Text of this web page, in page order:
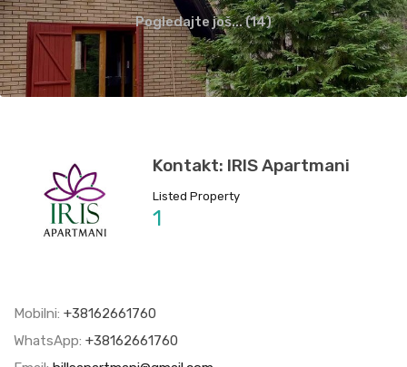
Pogledajte još... (14)
Kontakt: IRIS Apartmani
Listed Property
1
Mobilni: +38162661760
WhatsApp: +38162661760